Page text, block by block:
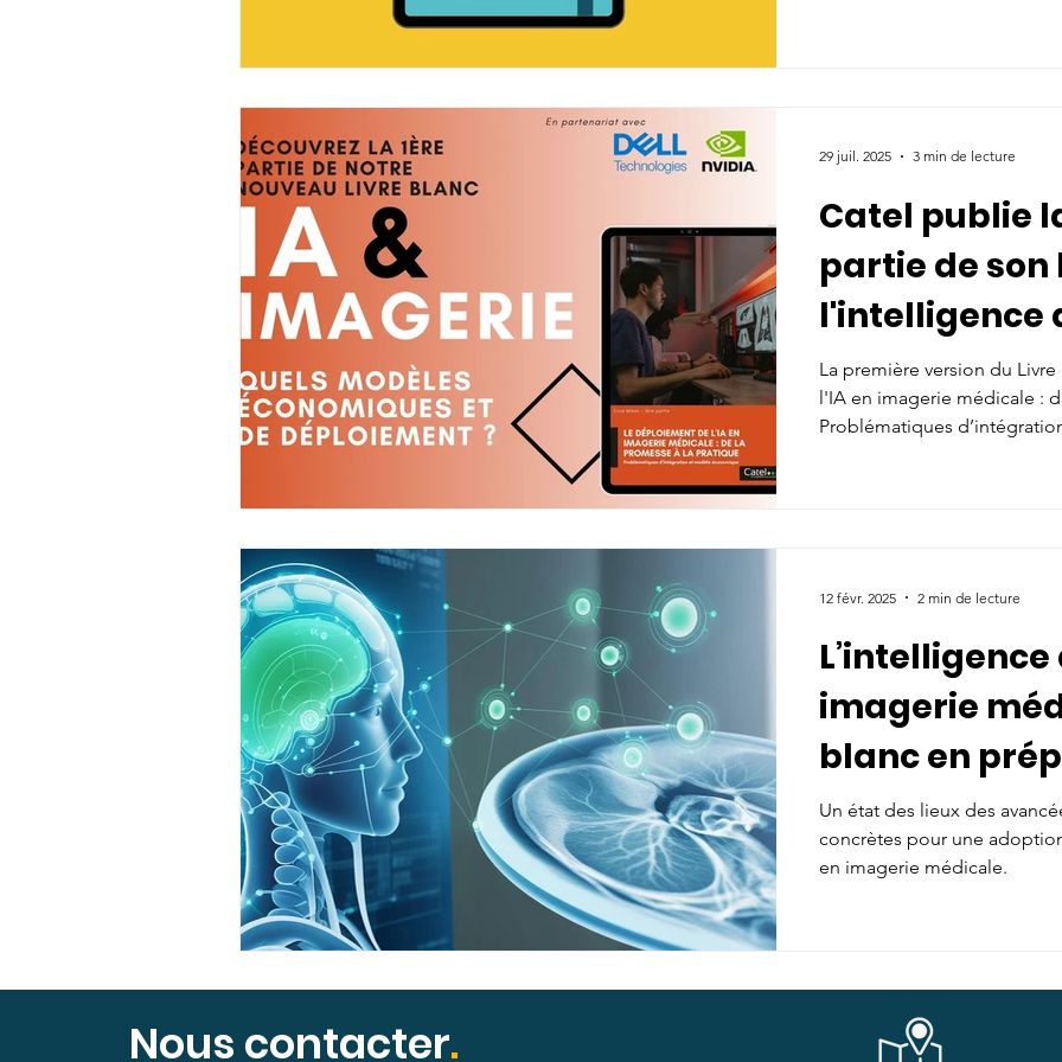
Catel publie
partie de
l'intelligence
imagerie
sur les
La première version du
l'IA en imagerie médicale :
Problématiques
opportunités de
29 juil. 2025 3 min de lecture
imagerie
blanc en
Un état des lieux des
concrètes pour une
en imagerie médicale.
12 févr. 2025 2 min de lecture
Nous contacter.